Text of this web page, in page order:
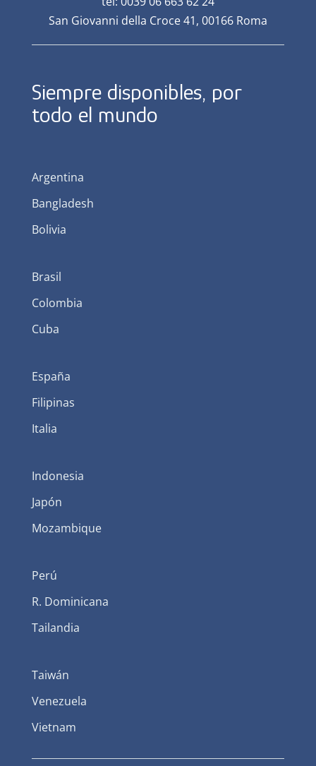
San Giovanni della Croce 41, 00166 Roma
Siempre disponibles, por
todo el mundo
Argentina
Bangladesh
Bolivia
Brasil
Colombia
Cuba
España
Filipinas
Italia
Indonesia
Japón
Mozambique
Perú
R. Dominicana
Tailandia
Taiwán
Venezuela
Vietnam